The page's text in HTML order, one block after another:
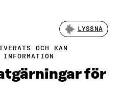
LYSSNA
OCH KAN
för